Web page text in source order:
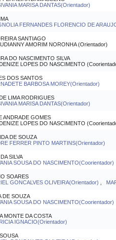
MARISA DANTAS(Orientador)
FERNANDES FLORENCIO DE
SANTIAGO
AMORIM NORONHA (Orientador)
DO NASCIMENTO SILVA
LOPES DO NASCIMENTO
DOS SANTOS
BARBOSA MOREY(Orientador)
LIMA RODRIGUES
MARISA DANTAS(Orientador)
ANDRADE GOMES
LOPES DO NASCIMENTO
DE SOUZA
FERRER PINTO MARTINS(Orientador)
SILVA
SOUSA DO NASCIMENTO(Coorientador)
SOARES
GONCALVES OLIVEIRA(Orientador)
DE SOUZA
SOUSA DO NASCIMENTO(Coorientador)
MONTE DA COSTA
IGNACIO(Orientador)